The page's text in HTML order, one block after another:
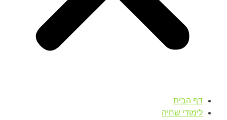
דף הבית
לימודי שחיה